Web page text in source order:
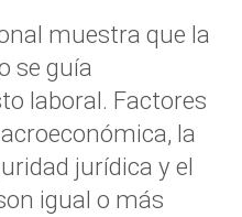
muestra que la
se guía
laboral. Factores
la
jurídica y el
igual o más